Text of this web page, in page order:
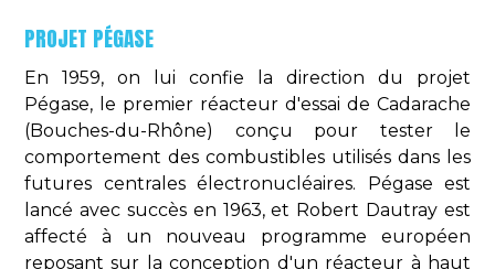
PROJET PÉGASE
En 1959, on lui confie la direction du projet
Pégase, le premier réacteur d'essai de Cadarache
(Bouches-du-Rhône) conçu pour tester le
comportement des combustibles utilisés dans les
futures centrales électronucléaires. Pégase est
lancé avec succès en 1963, et Robert Dautray est
affecté à un nouveau programme européen
reposant sur la conception d'un réacteur à haut